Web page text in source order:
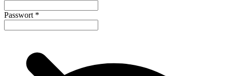
Passwort *